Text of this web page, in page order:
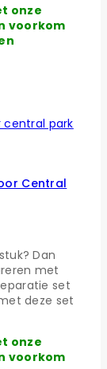
onze
voorkom
Central
Dan
met
set
deze set
onze
voorkom